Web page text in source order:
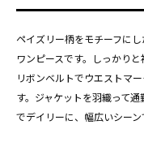
ペイズリー柄をモチーフに
ワンピースです。しっかり
リボンベルトでウエストマ
す。ジャケットを羽織って
でデイリーに、幅広いシーン